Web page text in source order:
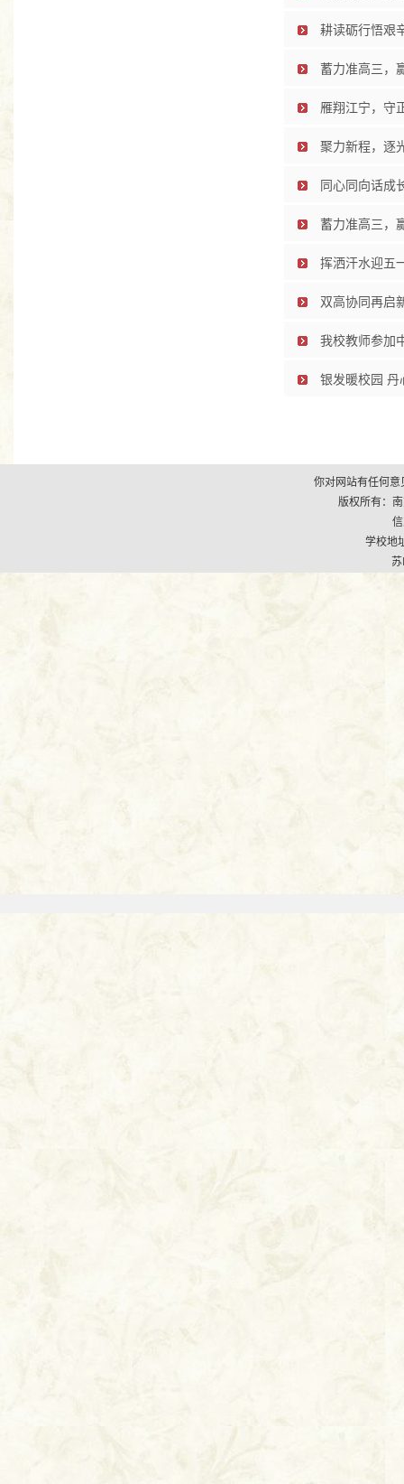
耕读砺行悟艰
蓄力准高三，
雁翔江宁，守
聚力新程，逐
同心同向话成
蓄力准高三，
挥洒汗水迎五
双高协同再启
我校教师参加
银发暖校园 丹
你对网站有任何
版权所有：
学校地